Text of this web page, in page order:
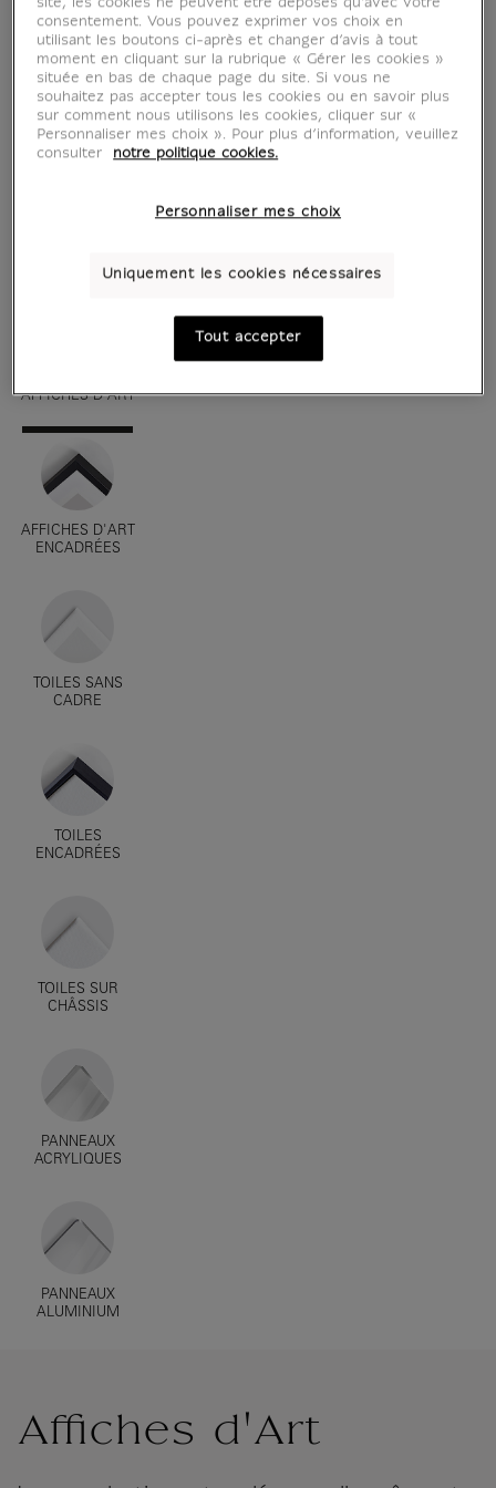
AFFICHES D'ART
AFFICHES D'ART
ENCADRÉES
TOILES SANS
CADRE
TOILES
ENCADRÉES
TOILES SUR
CHÂSSIS
PANNEAUX
ACRYLIQUES
PANNEAUX
ALUMINIUM
Affiches d'Art
site, les cookies ne peuvent être déposés qu’avec votre
consentement. Vous pouvez exprimer vos choix en
utilisant les boutons ci-après et changer d’avis à tout
moment en cliquant sur la rubrique « Gérer les cookies »
située en bas de chaque page du site. Si vous ne
souhaitez pas accepter tous les cookies ou en savoir plus
sur comment nous utilisons les cookies, cliquer sur «
Personnaliser mes choix ». Pour plus d’information, veuillez
consulter
notre politique cookies.
Personnaliser mes choix
Uniquement les cookies nécessaires
Tout accepter